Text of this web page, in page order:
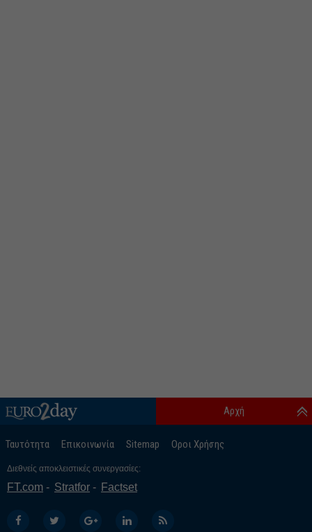
Ταυτότητα Επικοινωνία Sitemap Οροι Χρήσης
Αρχή
Διεθνείς αποκλειστικές συνεργασίες:
FT.com Stratfor Factset